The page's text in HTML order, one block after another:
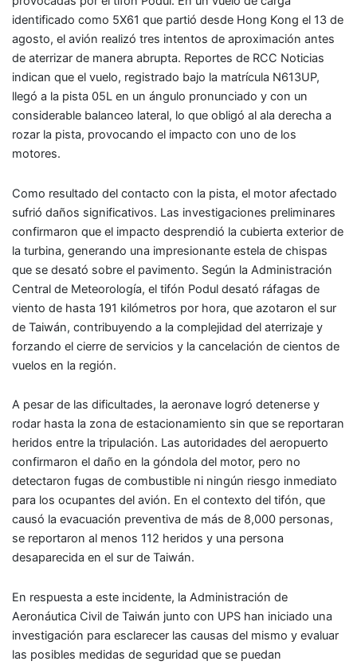
identificado como 5X61 que partió desde Hong Kong el 13 de
agosto, el avión realizó tres intentos de aproximación antes
de aterrizar de manera abrupta. Reportes de RCC Noticias
indican que el vuelo, registrado bajo la matrícula N613UP,
llegó a la pista 05L en un ángulo pronunciado y con un
considerable balanceo lateral, lo que obligó al ala derecha a
rozar la pista, provocando el impacto con uno de los
motores.
Como resultado del contacto con la pista, el motor afectado
sufrió daños significativos. Las investigaciones preliminares
confirmaron que el impacto desprendió la cubierta exterior de
la turbina, generando una impresionante estela de chispas
que se desató sobre el pavimento. Según la Administración
Central de Meteorología, el tifón Podul desató ráfagas de
viento de hasta 191 kilómetros por hora, que azotaron el sur
de Taiwán, contribuyendo a la complejidad del aterrizaje y
forzando el cierre de servicios y la cancelación de cientos de
vuelos en la región.
A pesar de las dificultades, la aeronave logró detenerse y
rodar hasta la zona de estacionamiento sin que se reportaran
heridos entre la tripulación. Las autoridades del aeropuerto
confirmaron el daño en la góndola del motor, pero no
detectaron fugas de combustible ni ningún riesgo inmediato
para los ocupantes del avión. En el contexto del tifón, que
causó la evacuación preventiva de más de 8,000 personas,
se reportaron al menos 112 heridos y una persona
desaparecida en el sur de Taiwán.
En respuesta a este incidente, la Administración de
Aeronáutica Civil de Taiwán junto con UPS han iniciado una
investigación para esclarecer las causas del mismo y evaluar
las posibles medidas de seguridad que se puedan